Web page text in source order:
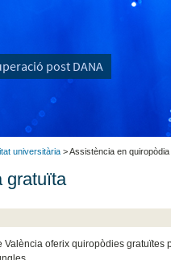
post DANA
universitària > Assistència en
gratuïta
València oferix quiropòdies